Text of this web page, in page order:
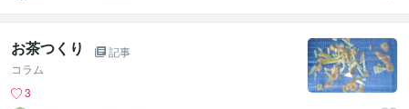
お茶つくり
記事
コラム
3